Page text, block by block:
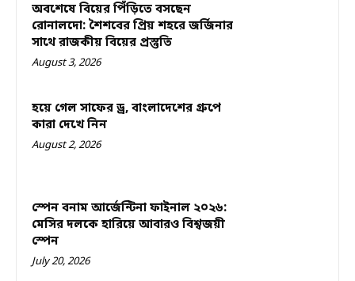
অবশেষে বিয়ের পিঁড়িতে বসছেন
রোনালদো: শৈশবের প্রিয় শহরে জর্জিনার
সাথে রাজকীয় বিয়ের প্রস্তুতি
August 3, 2026
হয়ে গেল সাফের ড্র, বাংলাদেশের গ্রুপে
কারা দেখে নিন
August 2, 2026
স্পেন বনাম আর্জেন্টিনা ফাইনাল ২০২৬:
মেসির দলকে হারিয়ে আবারও বিশ্বজয়ী
স্পেন
July 20, 2026